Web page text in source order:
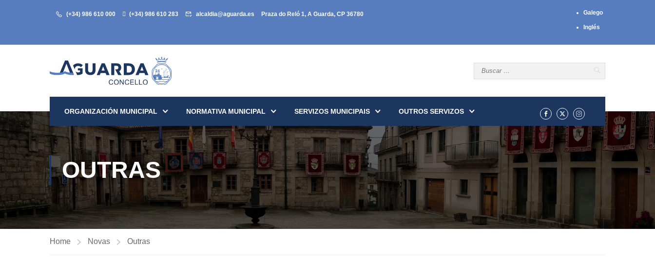
(+34) 986 610 000 (+34) 986 610 283 alcaldia@aguarda.es Praza do Reló 1, A Guarda, CP 36780 Galego
Inglés
ORGANIZACIÓN MUNICIPAL NORMATIVA MUNICIPAL SERVIZOS MUNICIPAIS OUTROS SERVIZOS
OUTRAS
Home Novas Outras